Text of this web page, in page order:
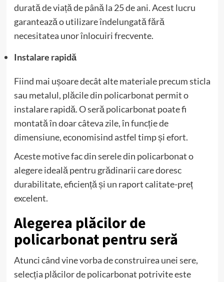
durată de viață de până la 25 de ani. Acest lucru
garantează o utilizare îndelungată fără
necesitatea unor înlocuiri frecvente.
Instalare rapidă
Fiind mai ușoare decât alte materiale precum sticla
sau metalul, plăcile din policarbonat permit o
instalare rapidă. O seră policarbonat poate fi
montată în doar câteva zile, în funcție de
dimensiune, economisind astfel timp și efort.
Aceste motive fac din serele din policarbonat o
alegere ideală pentru grădinarii care doresc
durabilitate, eficiență și un raport calitate-preț
excelent.
Alegerea plăcilor de
policarbonat pentru seră
Atunci când vine vorba de construirea unei sere,
selecția plăcilor de policarbonat potrivite este